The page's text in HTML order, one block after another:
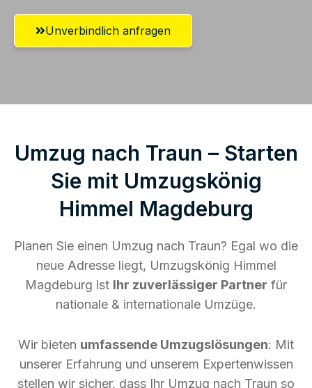
Unverbindlich anfragen
Umzug nach Traun – Starten
Sie mit Umzugskönig
Himmel Magdeburg
Planen Sie einen Umzug nach Traun? Egal wo die
neue Adresse liegt, Umzugskönig Himmel
Magdeburg ist Ihr zuverlässiger Partner für
nationale & internationale Umzüge.
Wir bieten umfassende Umzugslösungen: Mit
unserer Erfahrung und unserem Expertenwissen
stellen wir sicher, dass Ihr Umzug nach Traun so